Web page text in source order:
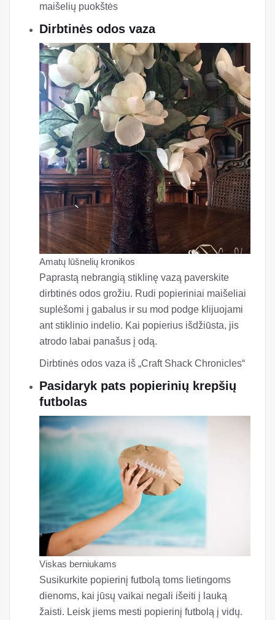
maišelių puokštės
Dirbtinės odos vaza
Amatų lūšnelių kronikos
Paprastą nebrangią stiklinę vazą paverskite
dirbtinės odos grožiu. Rudi popieriniai maišeliai
suplėšomi į gabalus ir su mod podge klijuojami
ant stiklinio indelio. Kai popierius išdžiūsta, jis
atrodo labai panašus į odą.
Dirbtinės odos vaza iš „Craft Shack Chronicles“
Pasidaryk pats popierinių krepšių
futbolas
Viskas berniukams
Susikurkite popierinį futbolą toms lietingoms
dienoms, kai jūsų vaikai negali išeiti į lauką
žaisti. Leisk jiems mesti popierinį futbolą į vidų.